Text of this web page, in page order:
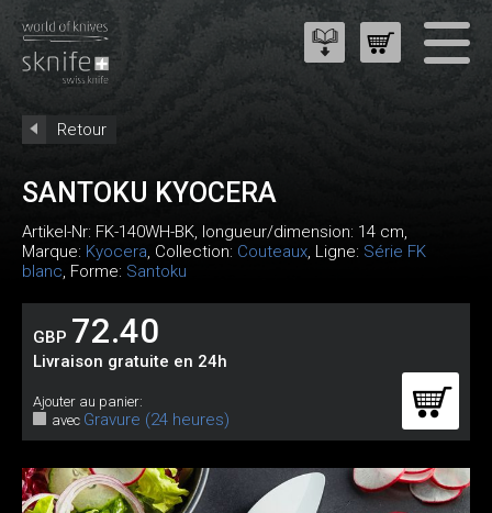
Retour
SANTOKU KYOCERA
Artikel-Nr: FK-140WH-BK, longueur/dimension: 14 cm,
Marque: Kyocera, Collection: Couteaux, Ligne: Série FK
blanc, Forme: Santoku
GBP 72.40
Livraison gratuite en 24h
Ajouter au panier:
avec Gravure (24 heures)